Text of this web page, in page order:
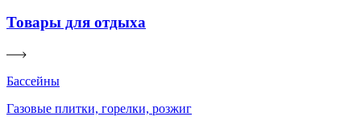
Товары для отдыха
Бассейны
Газовые плитки, горелки, розжиг